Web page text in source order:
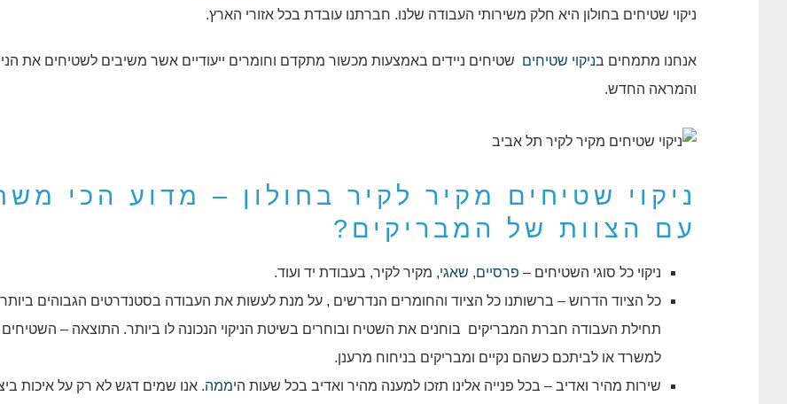
ניקוי שטיחים בחולון היא חלק משירותי העבודה שלנו. חברתנו עובדת בכל אזורי הארץ.
אנחנו מתמחים בניקוי שטיחים שטיחים ניידים באמצעות מכשור מתקדם וחומרים ייעודיים אשר משיבים לשטיחים את
והמראה החדש.
ניקוי שטיחים מקיר לקיר בחולון – מדוע הכי
עם הצוות של המבריקים?
ניקוי כל סוגי השטיחים – פרסיים, שאגי, מקיר לקיר, בעבודת יד ועוד.
כל הציוד הדרוש – ברשותנו כל הציוד והחומרים הנדרשים , על מנת לעשות את העבודה בסטנדרטים הגבוהים
תחילת העבודה חברת המבריקים בוחנים את השטיח ובוחרים בשיטת הניקוי הנכונה לו ביותר. התוצאה – השטיחים
למשרד או לביתכם כשהם נקיים ומבריקים בניחוח מרענן.
שירות מהיר ואדיב – בכל פנייה אלינו תזכו למענה מהיר ואדיב בכל שעות היממה. אנו שמים דגש לא רק על איכות